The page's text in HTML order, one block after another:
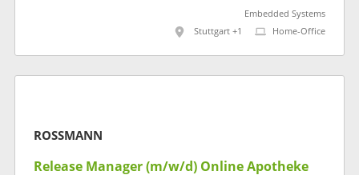
Embedded Systems
Stuttgart +1
Home-Office
ROSSMANN
Release Manager (m/w/d) Online Apotheke